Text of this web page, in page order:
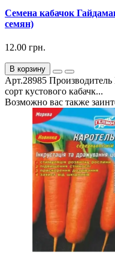
Семена кабачок
семян)
12.00 грн.
В корзину
Арт.28985
сорт кустового кабачк...
Возможно вас также